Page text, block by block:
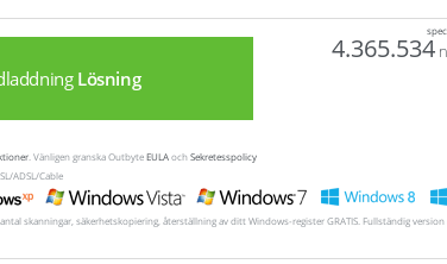
Lösning
4.365.534
. Vänligen granska OutbyteEULAochSekretesspolicy
ADSL/Cable
skanningar, säkerhetskopiering, återställning av ditt Windows-register GRATIS. Fullständig version